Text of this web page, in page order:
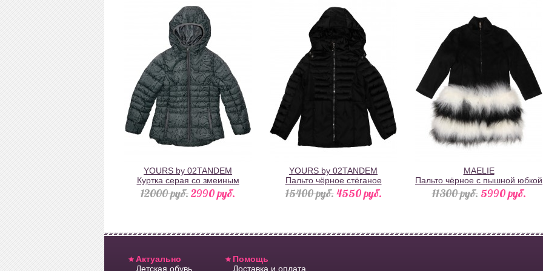
YOURS by 02TANDEM
Куртка серая со змеиным
принтом и капюшоном
12000 pуб.2990 pуб.
YOURS by 02TANDEM
Пальто чёрное стёганое
комбинированное с капюшоном
15400 pуб.4550 pуб.
MAELIE
Пальто чёрное с пышной юбкой
из меха
11300 pуб. 5990 pуб.
Актуально
Детская обувь
Помощь
Доставка и оплата